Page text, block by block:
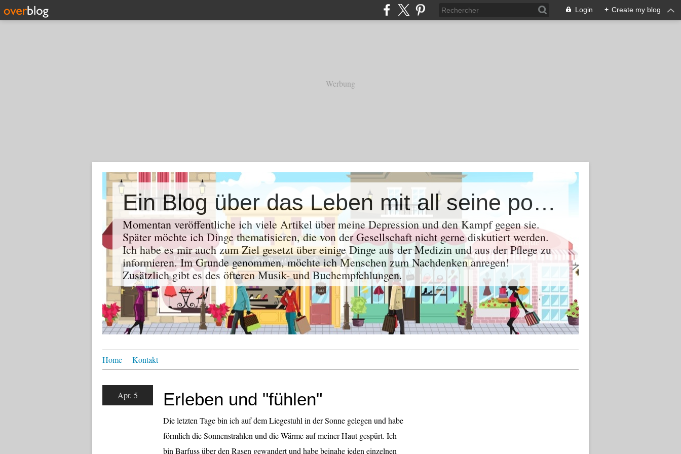
Login + Create my blog
Werbung
Ein Blog über das Leben mit all seine positiven und negativen Facetten - Memento Mori
Momentan veröffentliche ich viele Artikel über meine Depression und den Kampf gegen sie.
Später möchte ich Dinge thematisieren, die von der Gesellschaft nicht gerne diskutiert werden.
Ich habe es mir auch zum Ziel gesetzt über einige Dinge aus der Medizin und aus der Pflege zu
informieren. Im Grunde genommen, möchte ich Menschen zum Nachdenken anregen!
Zusätzlich gibt es des öfteren Musik- und Buchempfehlungen.
Home Kontakt
Apr. 5 Erleben und "fühlen"
Die letzten Tage bin ich auf dem Liegestuhl in der Sonne gelegen und habe
förmlich die Sonnenstrahlen und die Wärme auf meiner Haut gespürt. Ich
bin Barfuss über den Rasen gewandert und habe beinahe jeden einzelnen